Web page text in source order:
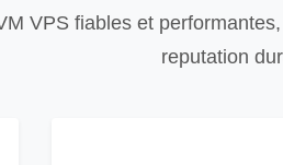
VPS fiables et
reputation